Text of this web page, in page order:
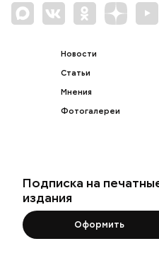
Новости
Статьи
Мнения
Фотогалереи
Подписка на
издания
Оформить